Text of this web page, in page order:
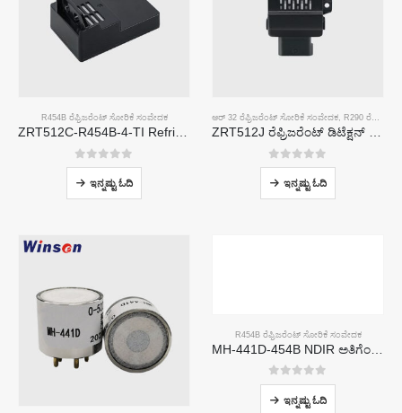
R454B ರೆಫ್ರಿಜರೆಂಟ್ ಸೋರಿಕೆ ಸಂವೇದಕ
ZRT512C-R454B-4-TI Refrigerant Sensor Module | NDIR Technology for HVAC & Industrial Safety Monitoring
05 ರಲ್ಲಿ
ಇನ್ನಷ್ಟು ಓದಿ
ಆರ್ 32 ರೆಫ್ರಿಜರೆಂಟ್ ಸೋರಿಕೆ ಸಂವೇದಕ, R290 ರೆಫ್ರಿಜರೆಂಟ್ ಸೋರಿಕೆ ಸಂವೇದಕ
ZRT512J ರೆಫ್ರಿಜರೆಂಟ್ ಡಿಟೆಕ್ಷನ್ ಮಾಡ್ಯೂಲ್ | R32, R454B, R290 | ಗಾಗಿ NDIR ಅನಿಲ ಸಂವೇದಕ RS485 ಸಂವಹನ
05 ರಲ್ಲಿ
ಇನ್ನಷ್ಟು ಓದಿ
R454B ರೆಫ್ರಿಜರೆಂಟ್ ಸೋರಿಕೆ ಸಂವೇದಕ
05 ರಲ್ಲಿ
ಇನ್ನಷ್ಟು ಓದಿ